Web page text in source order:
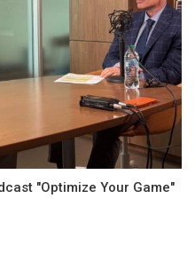
"Optimize Your Game"